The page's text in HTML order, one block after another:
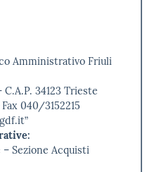
Amministrativo Friuli
34123 Trieste
040/3152215
Sezione Acquisti